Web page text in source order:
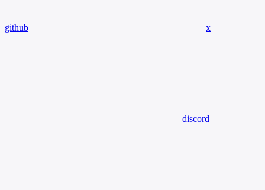
github x
discord